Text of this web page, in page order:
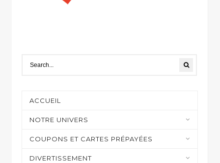
ACCUEIL
NOTRE UNIVERS
Moyens de paiement
COUPONS ET CARTES PRÉPAYÉES
Casino et jeux en ligne
DIVERTISSEMENT